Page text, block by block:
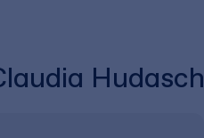
Hudasch